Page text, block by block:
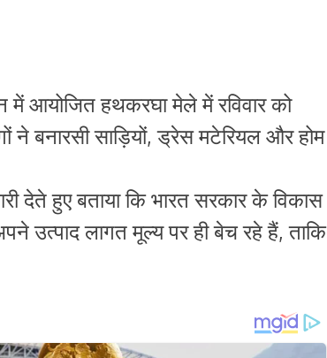
में आयोजित हथकरघा मेले में रविवार को
ने बनारसी साड़ियों, ड्रेस मटेरियल और होम
हुए बताया कि भारत सरकार के विकास
उत्पाद लागत मूल्य पर ही बेच रहे हैं, ताकि